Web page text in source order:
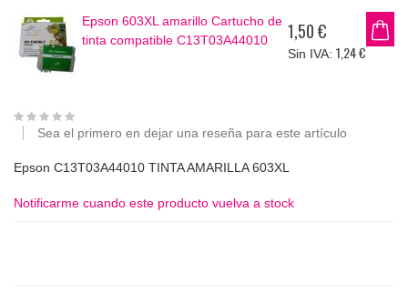
Epson 603XL amarillo Cartucho de
tinta compatible C13T03A44010
1,50 €
1,24 €
Sea el primero en dejar una reseña para este artículo
Epson C13T03A44010 TINTA AMARILLA 603XL
Notificarme cuando este producto vuelva a stock